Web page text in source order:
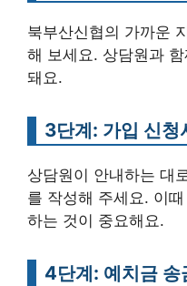
북부산신협의 가까운
해 보세요. 상담원과
돼요.
3단계: 가입 신청
상담원이 안내하는 대
를 작성해 주세요. 이
하는 것이 중요해요.
4단계: 예치금 송